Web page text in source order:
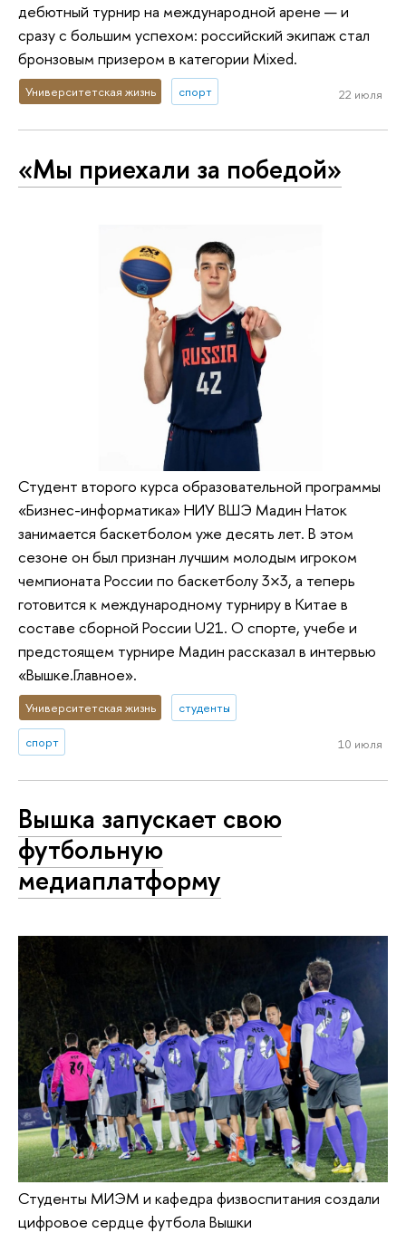
дебютный турнир на международной арене — и
сразу с большим успехом: российский экипаж стал
бронзовым призером в категории Mixed.
Университетская жизнь спорт 22 июля
«Мы приехали за победой»
Студент второго курса образовательной программы
«Бизнес-информатика» НИУ ВШЭ Мадин Наток
занимается баскетболом уже десять лет. В этом
сезоне он был признан лучшим молодым игроком
чемпионата России по баскетболу 3×3, а теперь
готовится к международному турниру в Китае в
составе сборной России U21. О спорте, учебе и
предстоящем турнире Мадин рассказал в интервью
«Вышке.Главное».
Университетская жизнь студенты
спорт 10 июля
Вышка запускает свою
футбольную
медиаплатформу
Студенты МИЭМ и кафедра физвоспитания создали
цифровое сердце футбола Вышки